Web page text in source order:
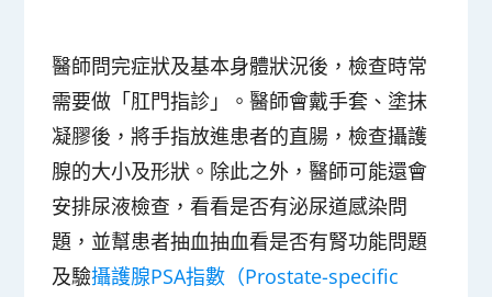
醫師問完症狀及基本身體狀況後，檢查時常
需要做「肛門指診」。醫師會戴手套、塗抹
凝膠後，將手指放進患者的直腸，檢查攝護
腺的大小及形狀。除此之外，醫師可能還會
安排尿液檢查，看看是否有泌尿道感染問
題，並幫患者抽血抽血看是否有腎功能問題
及驗攝護腺PSA指數（Prostate-specific